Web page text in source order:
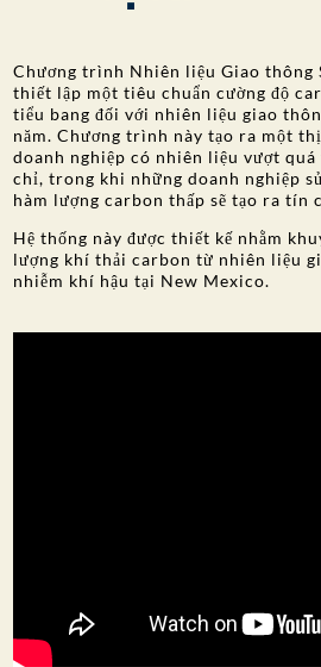
Tìm kiếm:
Chương trình Nhiên liệu Giao thông
thiết lập một tiêu chuẩn cường độ
tiểu bang đối với nhiên liệu giao
năm. Chương trình này tạo ra một
doanh nghiệp có nhiên liệu vượt
chỉ, trong khi những doanh nghiệp
hàm lượng carbon thấp sẽ tạo ra tín
Hệ thống này được thiết kế nhằm
lượng khí thải carbon từ nhiên liệu
nhiễm khí hậu tại New Mexico.